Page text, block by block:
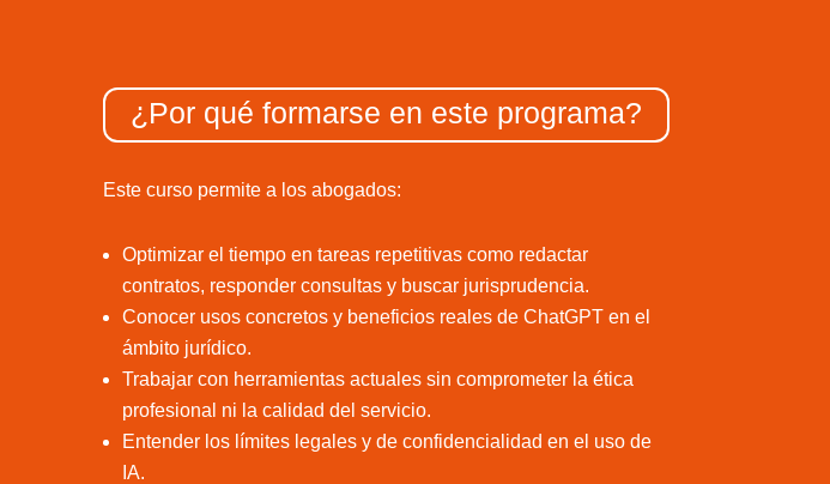
¿Por qué formarse en este programa?
Este curso permite a los abogados:
Optimizar el tiempo en tareas repetitivas como redactar
contratos, responder consultas y buscar jurisprudencia.
Conocer usos concretos y beneficios reales de ChatGPT en el
ámbito jurídico.
Trabajar con herramientas actuales sin comprometer la ética
profesional ni la calidad del servicio.
Entender los límites legales y de confidencialidad en el uso de
IA.